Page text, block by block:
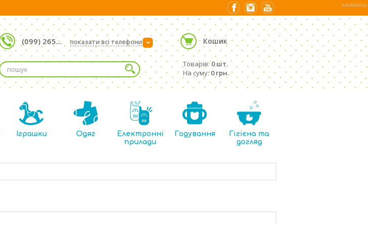
(099) 265... ›
показати всі телефони Кошик
Товарів:0 шт.
На суму:0 грн.
Іграшки Одяг
Електронні
прилади
Годування
Гігієна та
догляд
0.01585603 (6)